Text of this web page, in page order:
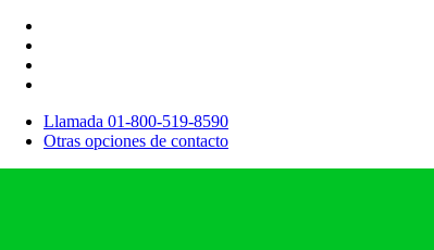
Llamada 01-800-519-8590
Otras opciones de contacto